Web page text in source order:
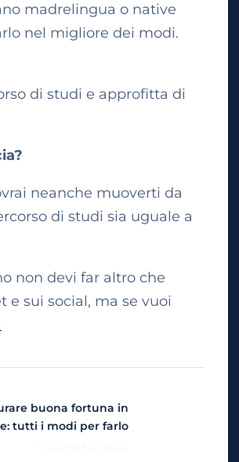
madrelingua o native
nel migliore dei modi.
di studi e approfitta di
neanche muoverti da
di studi sia uguale a
non devi far altro che
e sui social, ma se vuoi
buona fortuna in
tutti i modi per farlo